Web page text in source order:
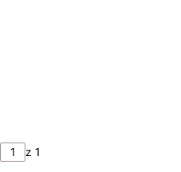
z 1